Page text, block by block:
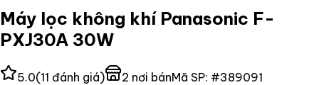
Máy lọc không khí Panasonic F-
PXJ30A 30W
5.0(11 đánh giá) 2 nơi bánMã SP: #389091